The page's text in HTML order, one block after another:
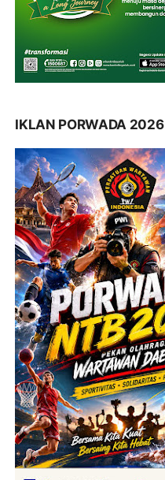
IKLAN PORWADA 2026